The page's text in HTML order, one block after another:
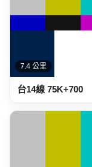
7.4 公里
台14線 75K+700